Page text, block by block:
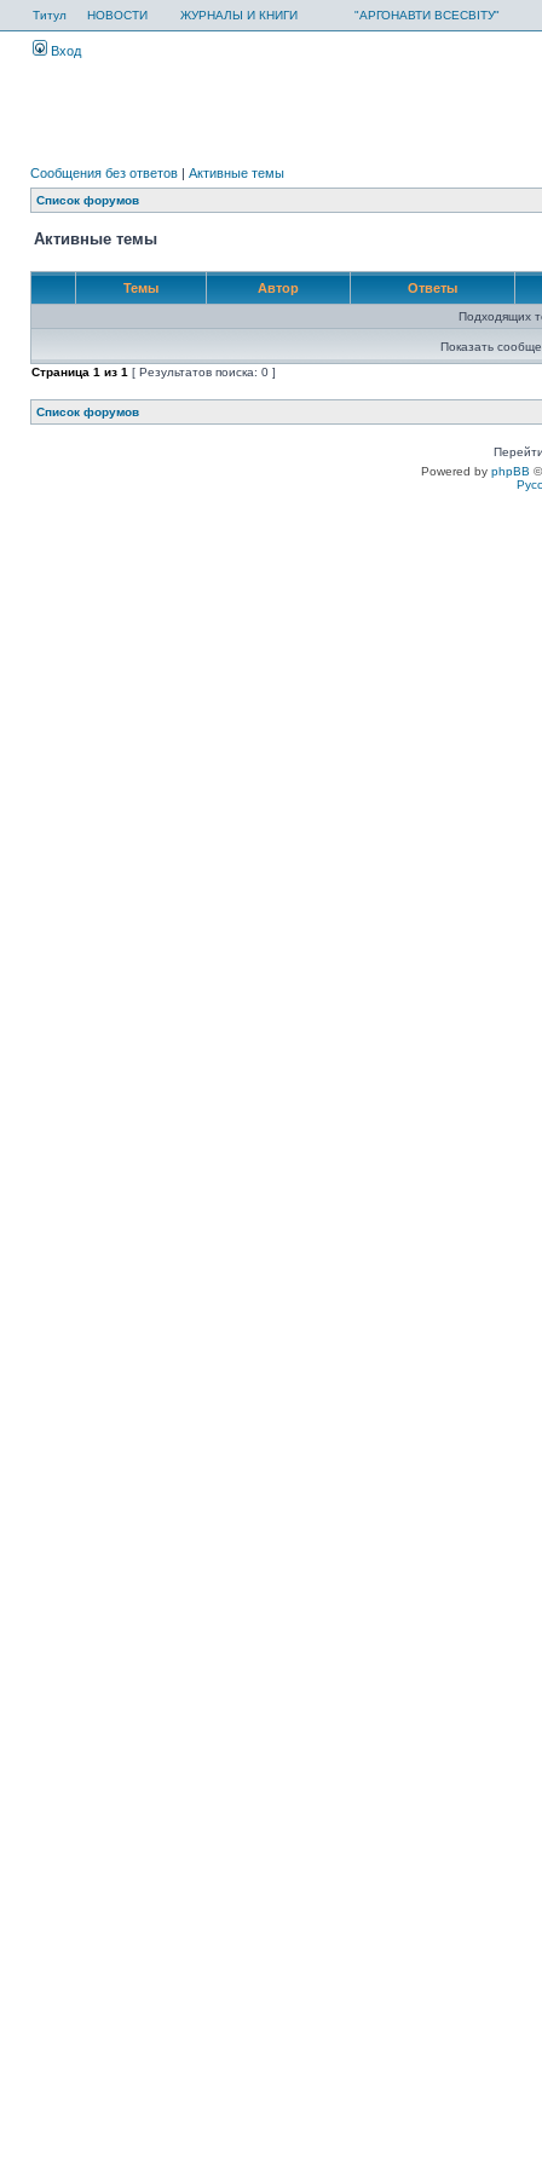
Титул НОВОСТИ ЖУРНАЛЫ И КНИГИ "АРГОНАВТИ ВСЕСВІТУ"
Вход
Сообщения без ответов | Активные темы
Список форумов
Активные темы
Темы Автор Ответы
Подходящих
Показать
Страница 1 из 1 [ Результатов поиска: 0 ]
Список форумов
Powered by phpBB